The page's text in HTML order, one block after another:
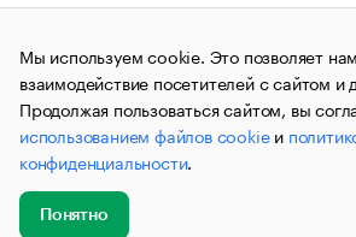
Правовая информация
О соблюдении
© АО «РОСБИЗНЕСКОНСАЛТИНГ»,
и материалы информационного агентства
(зарегистрировано Федеральной службой
связи, информационных технологий и
коммуникаций (Роскомнадзор) 09.12.2015
№ФС77-63848) сопровождаются пометкой
публикации могут содержать информацию,
не предназначенную для пользователей
до 18 лет.
Мы используем cookie. Это позволяет
взаимодействие посетителей с сайтом и
Продолжая пользоваться сайтом, вы
использованием файлов cookieи
конфиденциальности.
Понятно